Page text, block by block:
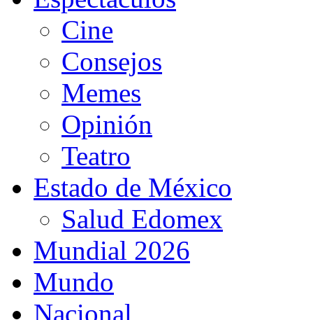
Cine
Consejos
Memes
Opinión
Teatro
Estado de México
Salud Edomex
Mundial 2026
Mundo
Nacional